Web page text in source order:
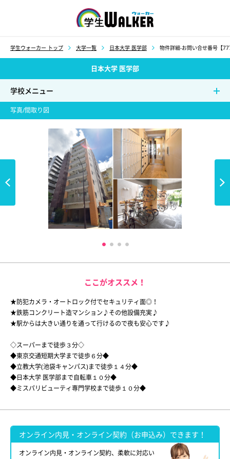
学生ウォーカー トップ 大学一覧 日本大学 医学部 物件詳細-お問い合せ番号【
日本大学 医学部
学校メニュー
写真/間取り図
ここがオススメ！
★防犯カメラ・オートロック付でセキュリティ面◎！
★鉄筋コンクリート造マンション♪その他設備充実♪
★駅からは大きい通りを通って行けるので夜も安心です♪
◇スーパーまで徒歩３分◇
◆東京交通短期大学まで徒歩６分◆
◆立教大学(池袋キャンパス)まで徒歩１４分◆
◆日本大学 医学部まで自転車１０分◆
◆ミスパリビューティ専門学校まで徒歩１０分◆
オンライン内見・オンライン契約（お申込み）できます！
オンライン内見・オンライン契約、柔軟に対応い